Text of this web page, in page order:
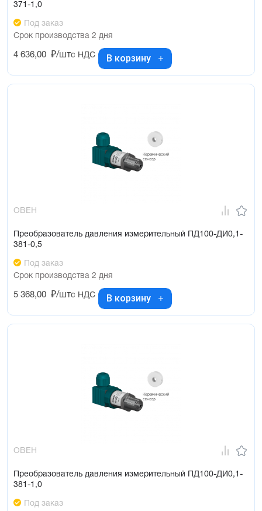
371-1,0
Под заказ
Срок производства 2 дня
4 636,00 ₽/штс НДС В корзину
ОВЕН
Преобразователь давления измерительный ПД100-ДИ0,1-
381-0,5
Под заказ
Срок производства 2 дня
5 368,00 ₽/штс НДС В корзину
ОВЕН
Преобразователь давления измерительный ПД100-ДИ0,1-
381-1,0
Под заказ